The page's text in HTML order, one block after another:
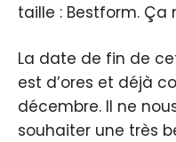
taille : Bestform. Ça
La date de fin de
est d’ores et déjà
décembre. Il ne
souhaiter une très